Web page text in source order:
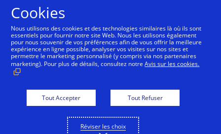
Français
Cookies
Nous utilisons des cookies et des technologies similaires là où ils sont
essentiels pour fournir notre site Web. Nous les utilisons également
pour nous souvenir de vos préférences afin de vous offrir la meilleure
expérience en ligne possible, analyser vos visites sur nos sites et
permettre le marketing personnalisé (y compris via nos partenaires
marketing). Pour plus de détails, consultez notreAvis sur les cookies.
Tout Accepter Tout Refuser
Réviser les choix